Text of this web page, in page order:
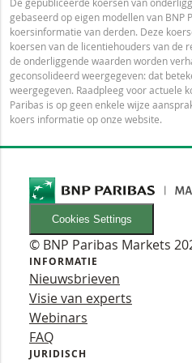
gebaseerd op eigen modellen van BNP
koersinformatie van derden. Deze
koersen van de licentiehouders van de
de onderliggende waarden worden
geconsolideerd weergegeven: dat
weergegeven. Raadpleeg voor actuele
Paribas is op geen enkele wijze
koers informatie op onze website.
Cookies Settings
© BNP Paribas Markets
INFORMATIE
Nieuwsbrieven
Visie van experts
Webinars
FAQ
JURIDISCH